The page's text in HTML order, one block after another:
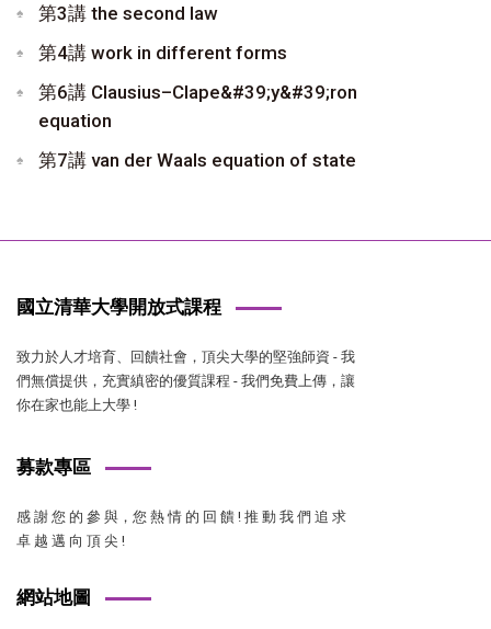
第3講 the second law
第4講 work in different forms
第6講 Clausius–Clape&#39;y&#39;ron
equation
第7講 van der Waals equation of state
國立清華大學開放式課程
致力於人才培育、回饋社會，頂尖大學的堅強師資 - 我
們無償提供，充實縝密的優質課程 - 我們免費上傳，讓
你在家也能上大學 !
募款專區
感 謝 您 的 參 與，您 熱 情 的 回 饋 ! 推 動 我 們 追 求
卓 越 邁 向 頂 尖 !
網站地圖